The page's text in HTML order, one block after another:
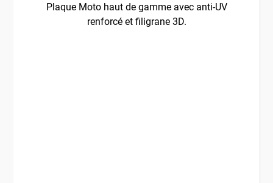
Plaque Moto haut de gamme avec anti-UV
renforcé et filigrane 3D.